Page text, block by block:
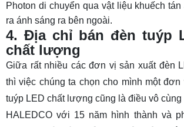
Photon di chuyển qua vật liệu khuếch
ra ánh sáng ra bên ngoài.
4. Địa chỉ bán đèn tuýp
chất lượng
Giữa rất nhiều các đơn vị sản xuất đèn
thì việc chúng ta chọn cho mình một
tuýp LED chất lượng cũng là điều vô cùng
HALEDCO với 15 năm hình thành và